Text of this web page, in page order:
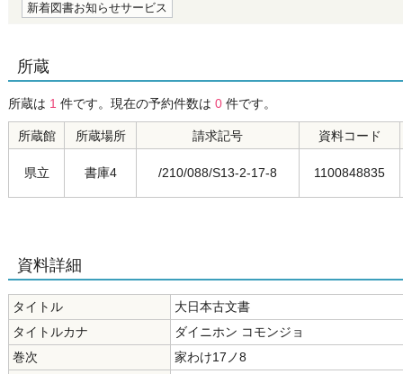
新着図書お知らせサービス
所蔵
所蔵は 1 件です。現在の予約件数は 0 件です。
所蔵館 所蔵場所 請求記号 資料コード
県立 書庫4 /210/088/S13-2-17-8 1100848835
資料詳細
タイトル
大日本古文書
タイトルカナ
ダイニホン コモンジョ
巻次
家わけ17ノ8